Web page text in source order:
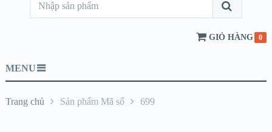
GIỎ HÀNG 0
MENU
Trang chủ Sản phẩm Mã số 699